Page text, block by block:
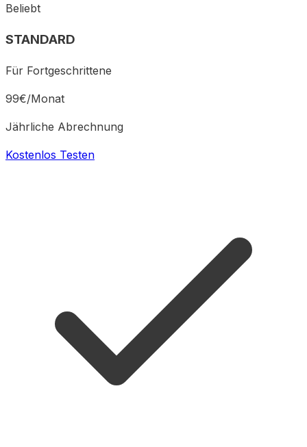
Beliebt
STANDARD
Für Fortgeschrittene
99€/Monat
Jährliche Abrechnung
Kostenlos Testen